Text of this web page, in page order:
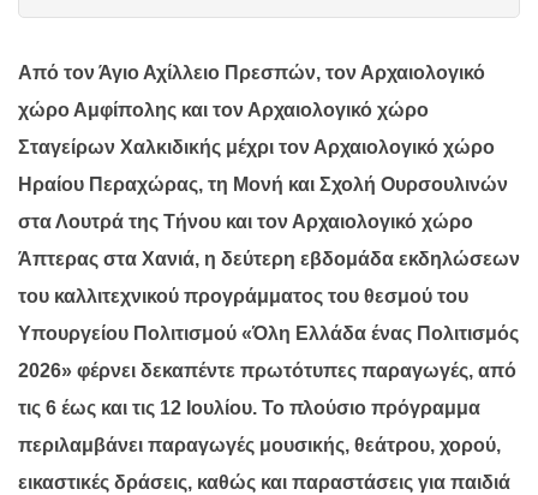
Από τον Άγιο Αχίλλειο Πρεσπών, τον Αρχαιολογικό
χώρο Αμφίπολης και τον Αρχαιολογικό χώρο
Σταγείρων Χαλκιδικής μέχρι τον Αρχαιολογικό χώρο
Ηραίου Περαχώρας, τη Μονή και Σχολή Ουρσουλινών
στα Λουτρά της Τήνου και τον Αρχαιολογικό χώρο
Άπτερας στα Χανιά, η δεύτερη εβδομάδα εκδηλώσεων
του καλλιτεχνικού προγράμματος του θεσμού του
Υπουργείου Πολιτισμού «Όλη Ελλάδα ένας Πολιτισμός
2026» φέρνει δεκαπέντε πρωτότυπες παραγωγές, από
τις 6 έως και τις 12 Ιουλίου. Το πλούσιο πρόγραμμα
περιλαμβάνει παραγωγές μουσικής, θεάτρου, χορού,
εικαστικές δράσεις, καθώς και παραστάσεις για παιδιά